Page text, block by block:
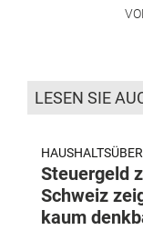
LESEN SIE
Steuergeld
Schweiz
kaum